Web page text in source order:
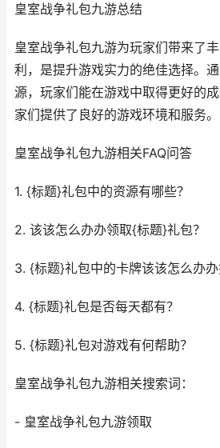
皇室战争礼包九游总结
皇室战争礼包九游为玩家们带来了
利，是提升游戏实力的绝佳选择。
源，玩家们能在游戏中取得更好的
家们提供了良好的游戏环境和服务。
皇室战争礼包九游相关FAQ问答
1. {标题}礼包中的资源有哪些？
2. 该该怎么办办领取{标题}礼包？
3. {标题}礼包中的卡牌该该怎么办办
4. {标题}礼包是否每天都有？
5. {标题}礼包对游戏有何帮助？
皇室战争礼包九游相关搜索词：
- 皇室战争礼包九游领取